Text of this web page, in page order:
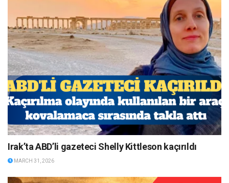
Irak’ta ABD’li gazeteci Shelly Kittleson kaçırıldı
MARCH 31, 2026